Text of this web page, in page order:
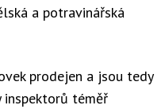
a potravinářská
prodejen a jsou tedy
inspektorů téměř